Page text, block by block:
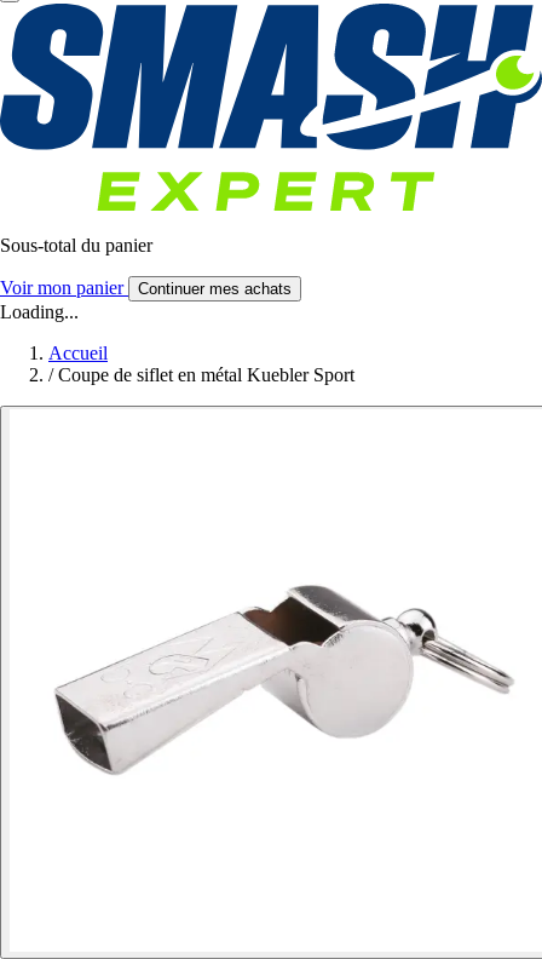
Sous-total du panier
Voir mon panier Continuer mes achats
Loading...
Accueil
/ Coupe de siflet en métal Kuebler Sport